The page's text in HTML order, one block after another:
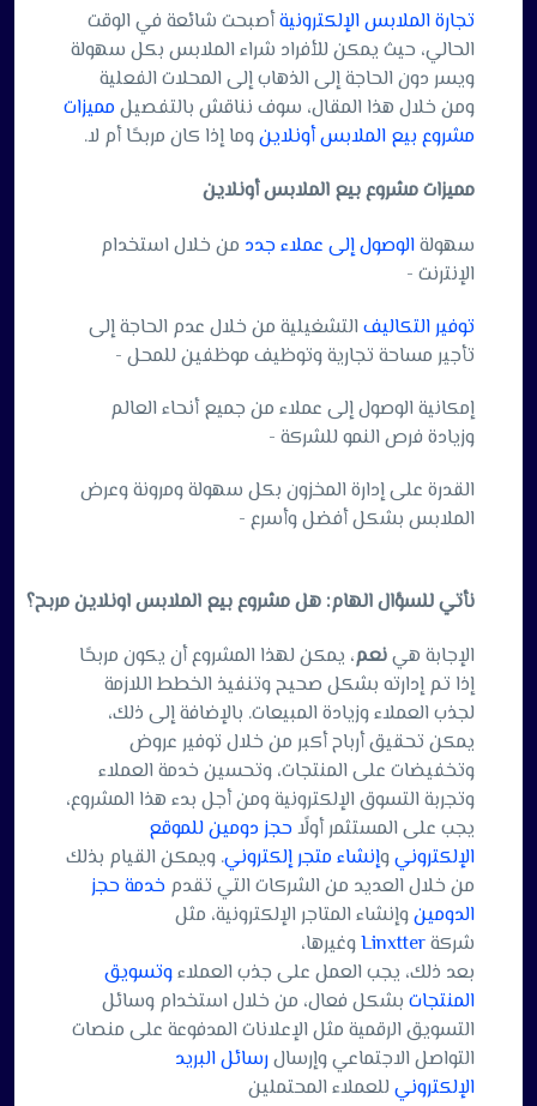
تجارة الملابس الإلكترونيةأصبحت شائعة في الوقت
الحالي، حيث يمكن للأفراد شراء الملابس بكل سهولة
ويسر دون الحاجة إلى الذهاب إلى المحلات الفعلية
ومن خلال هذا المقال، سوف نناقش بالتفصيل مميزات
مشروع بيع الملابس أونلاينوما إذا كان مربحًا أم لا.
مميزاتمشروعبيع الملابسأونلاين
سهولةالوصول إلى عملاء جدد من خلال استخدام
الإنترنت -
توفير التكاليف التشغيلية من خلال عدم الحاجة إلى
تأجير مساحة تجارية وتوظيف موظفين للمحل -
إمكانية الوصول إلى عملاء من جميع أنحاء العالم
وزيادة فرص النمو للشركة -
القدرة على إدارة المخزون بكل سهولة ومرونة وعرض
الملابس بشكل أفضل وأسرع -
نأتيللسؤالالهام: هلمشروعبيع الملابساونلاين مربح؟
الإجابة هينعم، يمكن لهذا المشروع أن يكون مربحًا
إذا تم إدارته بشكل صحيح وتنفيذ الخطط اللازمة
لجذب العملاء وزيادة المبيعات. بالإضافة إلى ذلك،
يمكن تحقيق أرباح أكبر من خلال توفير عروض
وتخفيضات على المنتجات، وتحسين خدمة العملاء
وتجربة التسوق الإلكترونية ومن أجل بدء هذا المشروع،
يجب على المستثمر أولًاحجز دومين للموقع
الإلكترونيوإنشاء متجر إلكتروني. ويمكن القيام بذلك
من خلال العديد من الشركات التي تقدم خدمة حجز
الدومينوإنشاء المتاجر الإلكترونية، مثل
شركةLinxtterوغيرها،
بعد ذلك، يجب العمل على جذب العملاءوتسويق
المنتجات بشكل فعال، من خلال استخدام وسائل
التسويق الرقمية مثل الإعلانات المدفوعة على منصات
التواصل الاجتماعي وإرسالرسائل البريد
الإلكتروني للعملاء المحتملين